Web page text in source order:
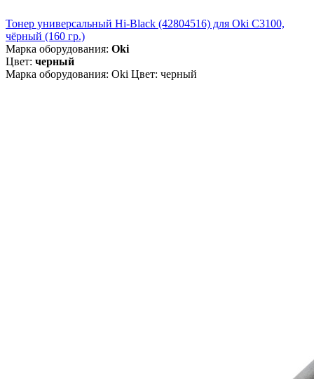
Тонер универсальный Hi-Black (42804516) для Oki С3100,
чёрный (160 гр.)
Марка оборудования: Oki
Цвет: черный
Марка оборудования: Oki Цвет: черный